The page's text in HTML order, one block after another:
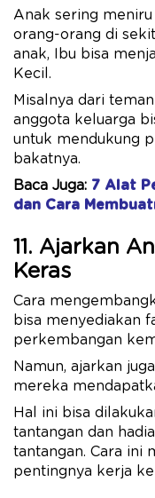
Anak sering
orang-orang di
anak, Ibu bisa
Kecil.
Misalnya dari
anggota keluarga
untuk mendukung
bakatnya.
Baca Juga: 7 Alat
dan Cara
11. Ajarkan
Keras
Cara
bisa menyediakan
perkembangan
Namun, ajarkan
mereka
Hal ini bisa
tantangan dan
tantangan. Cara ini
pentingnya kerja